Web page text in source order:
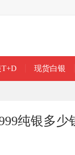
现货白银
纯银多